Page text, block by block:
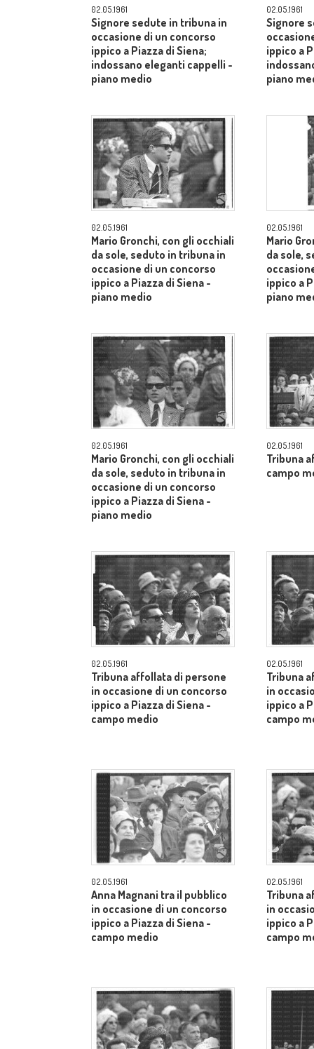
02.05.1961
Signore sedute in tribuna in
occasione di un concorso
ippico a Piazza di Siena;
indossano eleganti cappelli -
piano medio
02.05.1961
Signore
ippico a
piano
02.05.1961
Mario Gronchi, con gli occhiali
da sole, seduto in tribuna in
occasione di un concorso
ippico a Piazza di Siena -
piano medio
02.05.1961
Mario
da sole,
ippico a
piano
02.05.1961
Mario Gronchi, con gli occhiali
da sole, seduto in tribuna in
occasione di un concorso
ippico a Piazza di Siena -
piano medio
02.05.1961
Tribuna
campo
02.05.1961
Tribuna affollata di persone
in occasione di un concorso
ippico a Piazza di Siena -
campo medio
02.05.1961
Tribuna
in
ippico a
campo
02.05.1961
Anna Magnani tra il pubblico
in occasione di un concorso
ippico a Piazza di Siena -
campo medio
02.05.1961
Tribuna
in
ippico a
campo